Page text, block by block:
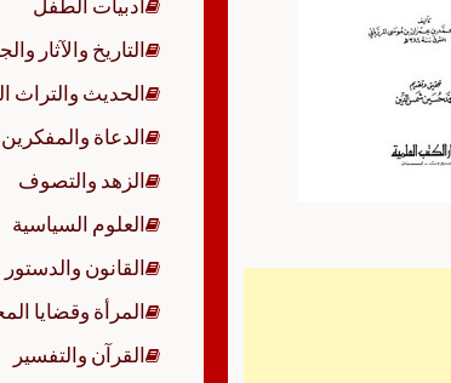
أدبيات الطفل
التاريخ والآثار
الحديث والتراث
الدعاة والمفكرين
الزهد والتصوف
العلوم السياسية
القانون والدستور
المرأة وقضايا
القرآن والتفسير